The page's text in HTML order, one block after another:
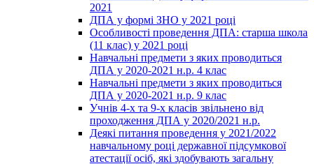
2021
ДПА у формі ЗНО у 2021 році
Особливості проведення ДПА: старша школа
(11 клас) у 2021 році
Навчальні предмети з яких проводиться
ДПА у 2020-2021 н.р. 4 клас
Навчальні предмети з яких проводиться
ДПА у 2020-2021 н.р. 9 клас
Учнів 4-х та 9-х класів звільнено від
проходження ДПА у 2020/2021 н.р.
Деякі питання проведення у 2021/2022
навчальному році державної підсумкової
атестації осіб, які здобувають загальну